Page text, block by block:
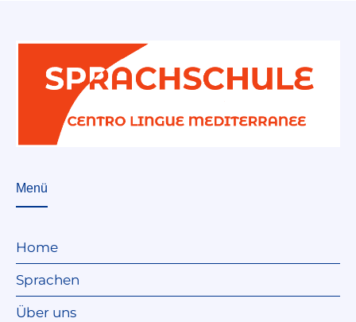
Menü
Home
Sprachen
Über uns